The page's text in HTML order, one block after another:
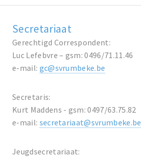
Secretariaat
Gerechtigd Correspondent:
Luc Lefebvre – gsm: 0496/71.11.46
e-mail: gc@svrumbeke.be
Secretaris:
Kurt Maddens - gsm: 0497/63.75.82
e-mail: secretariaat@svrumbeke.be
Jeugdsecretariaat: